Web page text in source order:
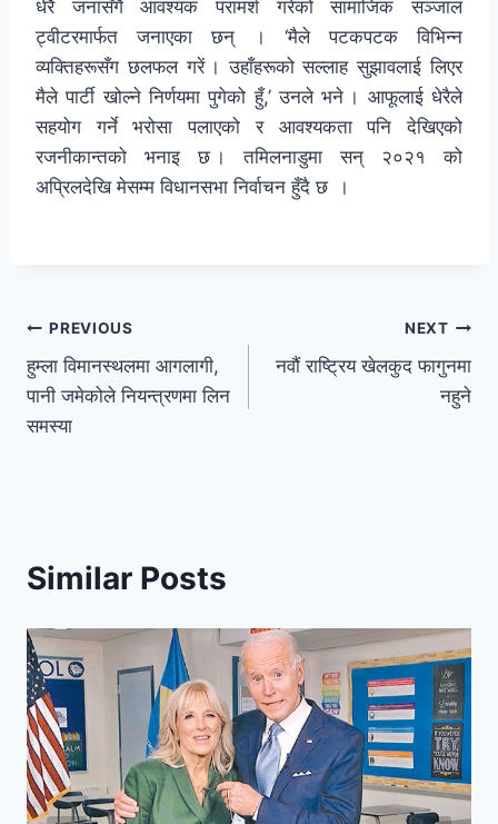
धेरै जनासँगै आवश्यक परामर्श गरेको सामाजिक सञ्जाल
ट्वीटरमार्फत जनाएका छन् । ‘मैले पटकपटक विभिन्न
व्यक्तिहरूसँग छलफल गरें । उहाँहरूको सल्लाह सुझावलाई लिएर
मैले पार्टी खोल्ने निर्णयमा पुगेको हुँ,’ उनले भने । आफूलाई धेरैले
सहयोग गर्ने भरोसा पलाएको र आवश्यकता पनि देखिएको
रजनीकान्तको भनाइ छ । तमिलनाडुमा सन् २०२१ को
अप्रिलदेखि मेसम्म विधानसभा निर्वाचन हुँदै छ ।
PREVIOUS
हुम्ला विमानस्थलमा आगलागी,
पानी जमेकोले नियन्त्रणमा लिन
समस्या
NEXT
नवौं राष्ट्रिय खेलकुद फागुनमा
नहुने
Similar Posts